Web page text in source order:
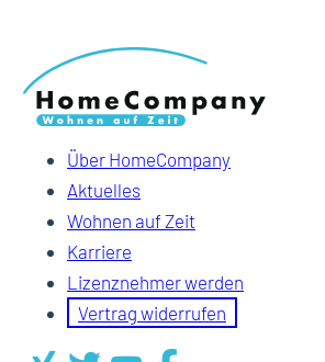
Über HomeCompany
Aktuelles
Wohnen auf Zeit
Karriere
Lizenznehmer werden
Vertrag widerrufen